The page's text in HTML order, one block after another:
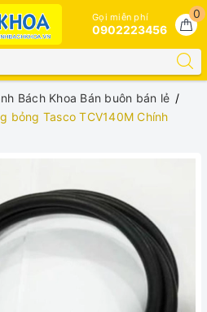
0
Gọi miễn phí
0902223456
Bách Khoa Bán buôn bán lẻ
bỏng Tasco TCV140M Chính